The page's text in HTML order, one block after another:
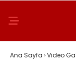
Ana Sayfa ›Video